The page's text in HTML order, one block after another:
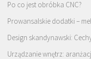
Po co jest obróbka CNC?
Prowansalskie dodatki –
Design skandynawski:
Urządzanie wnętrz: